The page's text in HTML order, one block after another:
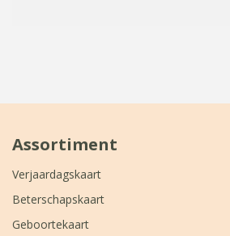
Assortiment
Verjaardagskaart
Beterschapskaart
Geboortekaart